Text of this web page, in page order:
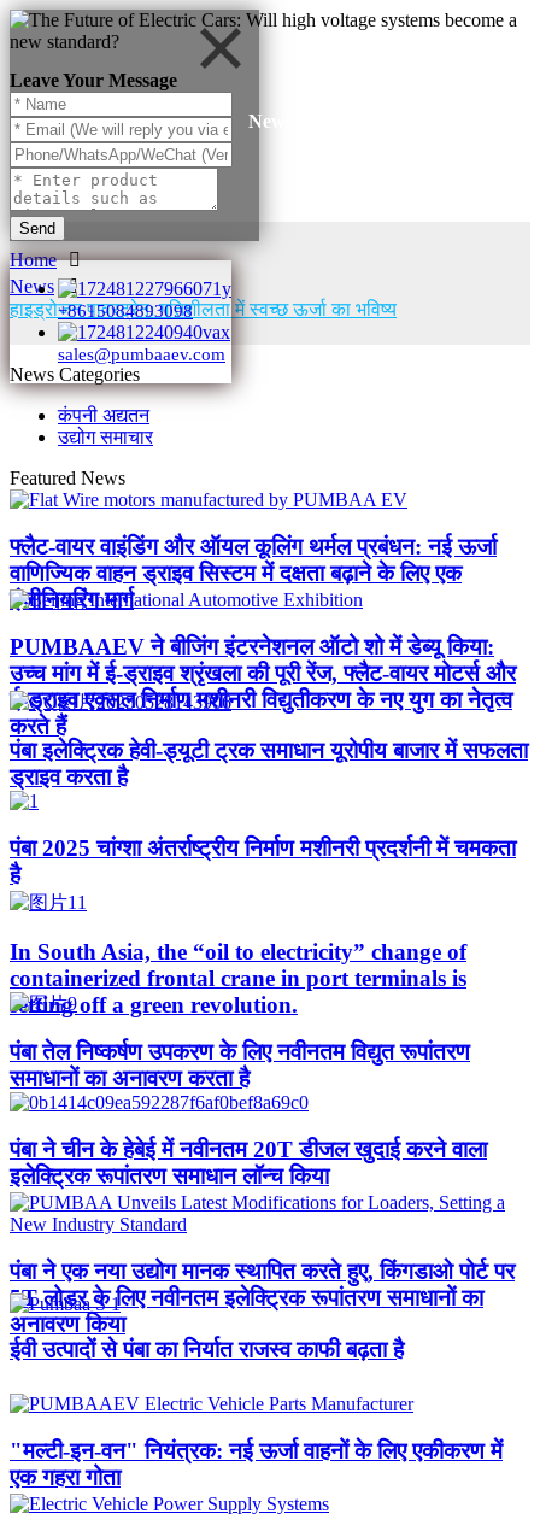
Leave Your Message
Send
+8615084893098
sales@pumbaaev.com
News
Home
News
हाइड्रोजन पावरट्रेन: गतिशीलता में स्वच्छ ऊर्जा का भविष्य
News Categories
कंपनी अद्यतन
उद्योग समाचार
Featured News
फ्लैट-वायर वाइंडिंग और ऑयल कूलिंग थर्मल प्रबंधन: नई ऊर्जा
वाणिज्यिक वाहन ड्राइव सिस्टम में दक्षता बढ़ाने के लिए एक
इंजीनियरिंग मार्ग
PUMBAAEV ने बीजिंग इंटरनेशनल ऑटो शो में डेब्यू किया:
उच्च मांग में ई-ड्राइव श्रृंखला की पूरी रेंज, फ्लैट-वायर मोटर्स और
ई-ड्राइव एक्सल निर्माण मशीनरी विद्युतीकरण के नए युग का नेतृत्व
करते हैं
पंबा इलेक्ट्रिक हेवी-ड्यूटी ट्रक समाधान यूरोपीय बाजार में सफलता
ड्राइव करता है
पंबा 2025 चांग्शा अंतर्राष्ट्रीय निर्माण मशीनरी प्रदर्शनी में चमकता
है
In South Asia, the “oil to electricity” change of
containerized frontal crane in port terminals is
setting off a green revolution.
पंबा तेल निष्कर्षण उपकरण के लिए नवीनतम विद्युत रूपांतरण
समाधानों का अनावरण करता है
पंबा ने चीन के हेबेई में नवीनतम 20T डीजल खुदाई करने वाला
इलेक्ट्रिक रूपांतरण समाधान लॉन्च किया
पंबा ने एक नया उद्योग मानक स्थापित करते हुए, किंगडाओ पोर्ट पर
5T लोडर के लिए नवीनतम इलेक्ट्रिक रूपांतरण समाधानों का
अनावरण किया
ईवी उत्पादों से पंबा का निर्यात राजस्व काफी बढ़ता है
"मल्टी-इन-वन" नियंत्रक: नई ऊर्जा वाहनों के लिए एकीकरण में
एक गहरा गोता